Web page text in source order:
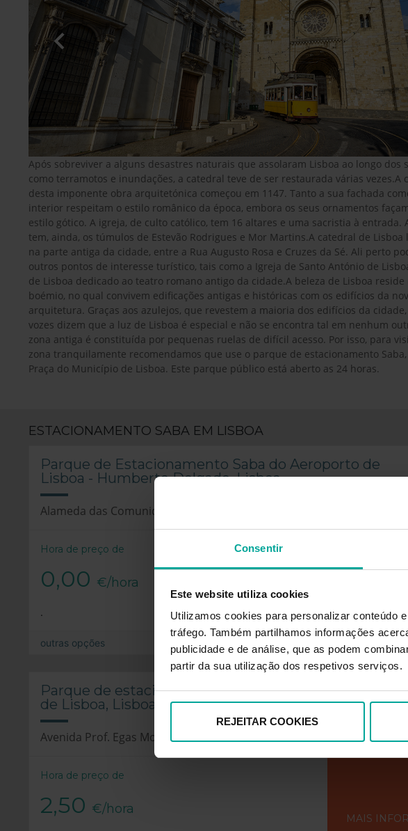
Consentir
Este website utiliza cookies
Utilizamos cookies para personalizar conteúdo
tráfego. Também partilhamos informações
publicidade e de análise, que as podem
partir da sua utilização dos respetivos serviços.
REJEITAR COOKIES
Após sobreviver a alguns desastres naturais que assolaram Lisboa ao longo dos
como terramotos e inundações, a catedral teve de ser restaurada várias vezes.A
desta imponente obra arquitetónica começou em 1147. Tanto a sua fachada
interior respeitam o estilo românico da época, embora os seus ornamentos
estilo gótico. A igreja, de culto católico, tem 16 altares e uma sacristia à entrada.
tem, ainda, os túmulos de Estevão Rodrigues e Mor Martins.A catedral de Lisboa
na parte antiga da cidade, entre a Rua Augusto Rosa e Cruzes da Sé. Ali perto
outros pontos de interesse turístico, tais como a Igreja de Santo António de
de Lisboa dedicado ao teatro romano antigo da cidade.A beleza de Lisboa reside
boémio, no qual convivem edificações antigas e históricas com os edifícios da
arquitetura. Graças aos azulejos, que revestem a maioria dos edifícios da
vozes dizem que a luz de Lisboa é especial e não se encontra tal em nenhum
zona antiga é constituída por pequenas ruelas de difícil acesso. Por isso, para
zona tranquilamente recomendamos que use o parque de estacionamento
Praça do Município de Lisboa. Este parque público está aberto as 24 horas.
ESTACIONAMENTO SABA EM LISBOA
Parque de Estacionamento Saba do Aeroporto de
Lisboa - Humberto Delgado, Lisboa
Alameda das Comunidades Portuguesas, 1700-008 Lisboa
Hora de preço de
0,00 €/hora
.
outras opções
Parque de estacionamento Saba Estádio
de Lisboa, Lisboa
Avenida Prof. Egas Moniz, 1649-035 Lisboa
Hora de preço de
2,50 €/hora
MAIS